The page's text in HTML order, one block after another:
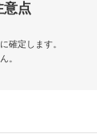
意点
確定します。
。